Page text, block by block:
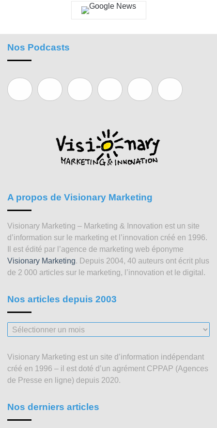
Nos Podcasts
A propos de Visionary Marketing
Visionary Marketing – Marketing & Innovation est un site
d’information sur le marketing et l’innovation créé en 1996.
Il est édité par l’agence de marketing web éponyme
Visionary Marketing. Depuis 2004, 40 auteurs ont écrit plus
de 2 000 articles sur le marketing, l’innovation et le digital.
Nos articles depuis 2003
Nos
articles
2003
Visionary Marketing est un site d’information indépendant
créé en 1996 – il est doté d’un agrément CPPAP (Agences
de Presse en ligne) depuis 2020.
Nos derniers articles